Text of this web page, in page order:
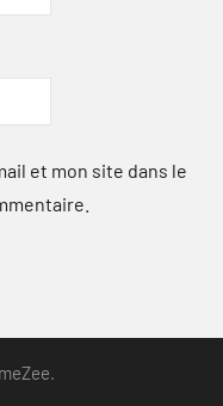
et mon site dans le